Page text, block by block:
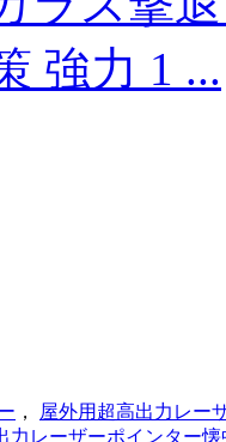
強力 1 ...
，
屋外用超高出力レー
力レーザーポインター懐